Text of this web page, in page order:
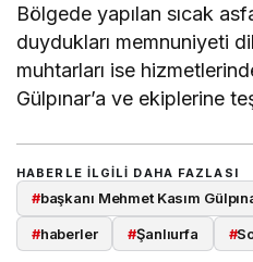
Bölgede yapılan sıcak
duydukları memnuniyeti
muhtarları ise
Gülpınar’a ve ekiplerine
HABERLE ILGILI DAHA FAZLASI
#başkanı Mehmet Kasım
#haberler #Şanlıurfa #